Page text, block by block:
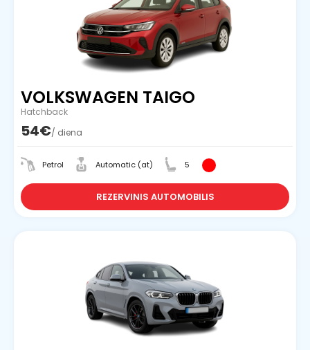
VOLKSWAGEN TAIGO
Hatchback
54€/ diena
Petrol Automatic (at) 5
REZERVINIS AUTOMOBILIS